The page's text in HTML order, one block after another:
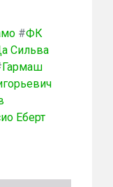
#ФК
Сильва
Гармаш
Еберт